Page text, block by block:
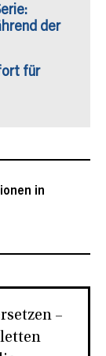
der
für
in
–